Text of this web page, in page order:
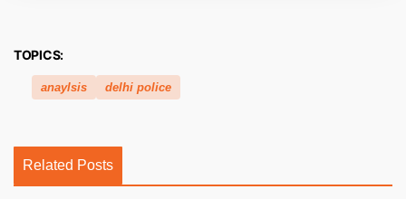
TOPICS:
anaylsis delhi police
Related Posts